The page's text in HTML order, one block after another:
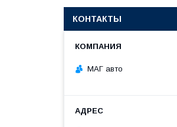
КОНТАКТЫ
МАГ авто